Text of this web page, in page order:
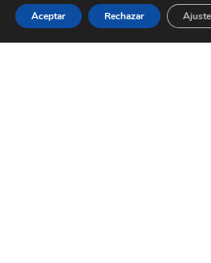
Vallés
Desatascos Sant
del Vallés
ShopSidebar
Aceptar Rechazar